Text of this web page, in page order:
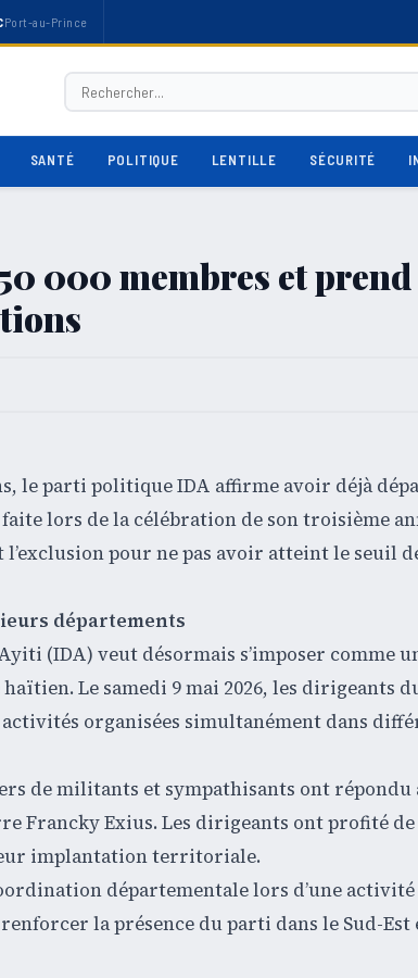
Port-au-Prince
SANTÉ POLITIQUE LENTILLE SÉCURITÉ
000 membres et
le parti politique IDA affirme avoir déjà
lors de la célébration de son troisième
pour ne pas avoir atteint le seuil
départements
(IDA) veut désormais s’imposer comme
Le samedi 9 mai 2026, les dirigeants
organisées simultanément dans
de militants et sympathisants ont répondu
Francky Exius. Les dirigeants ont profité
implantation territoriale.
départementale lors d’une activité
la présence du parti dans le Sud-